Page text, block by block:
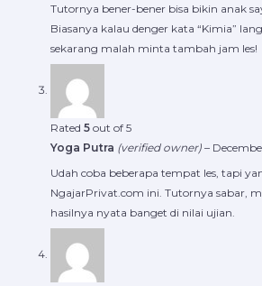
Tutornya bener-bener bisa bikin anak
Biasanya kalau denger kata “Kimia”
sekarang malah minta tambah jam les!
Rated 5 out of 5
Yoga Putra (verified owner) –
Udah coba beberapa tempat les, tapi
NgajarPrivat.com ini. Tutornya sabar,
hasilnya nyata banget di nilai ujian.